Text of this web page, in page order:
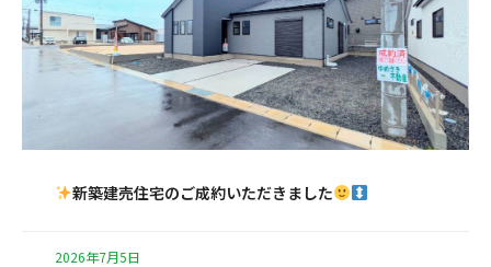
新築建売住宅のご成約いただきました
2026年7月5日